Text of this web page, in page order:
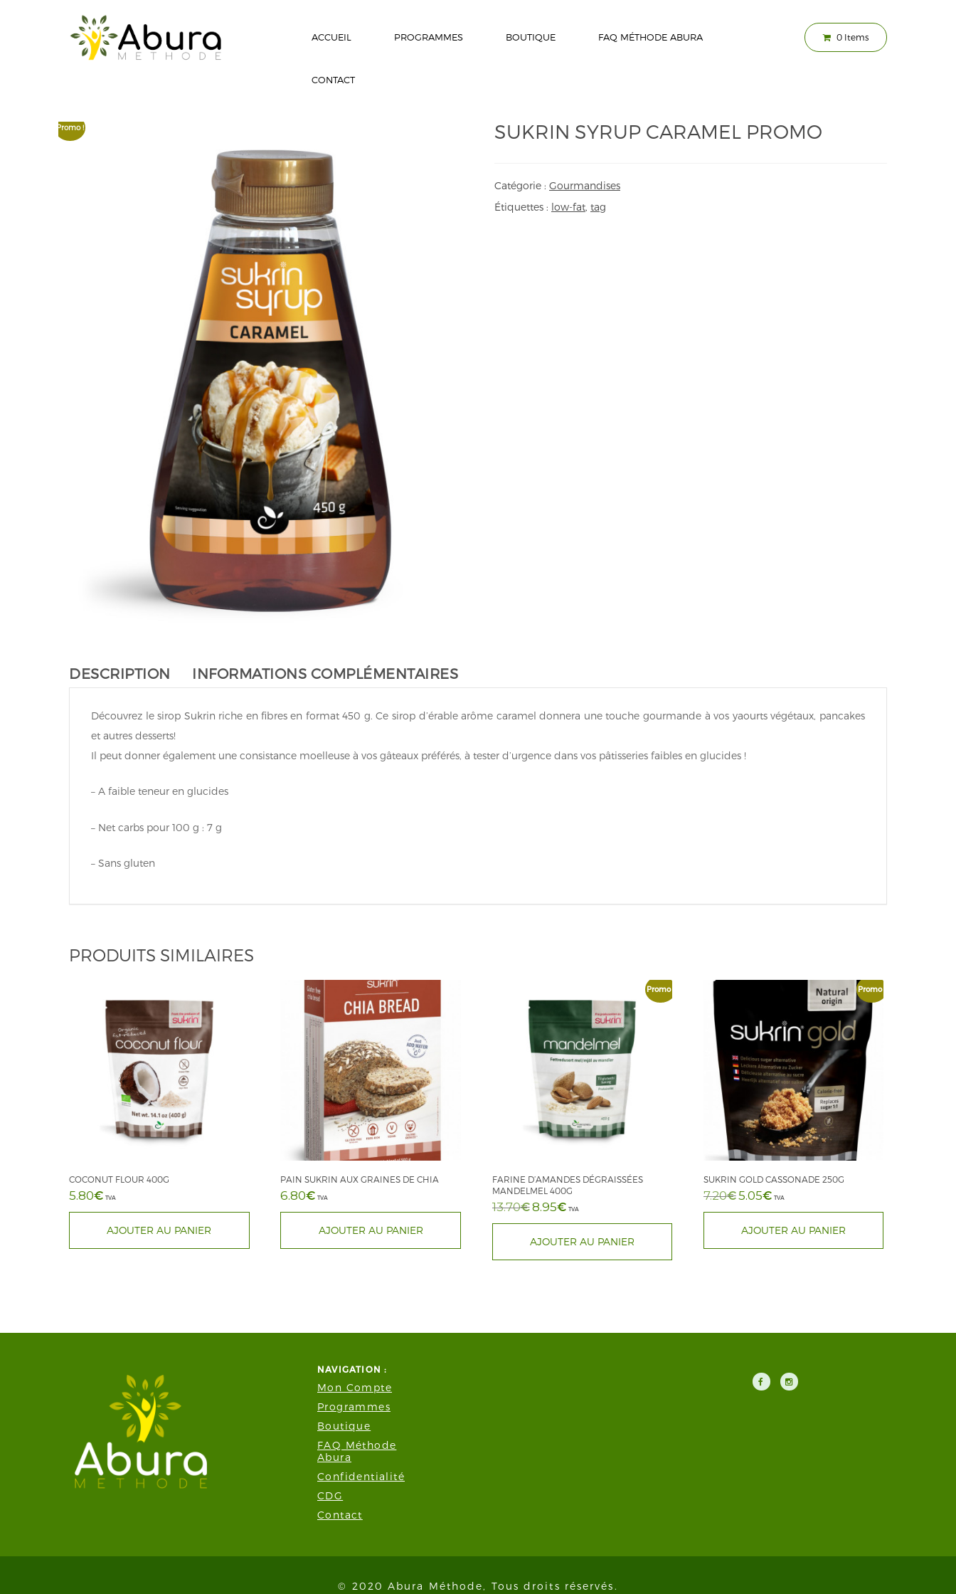
ACCUEIL PROGRAMMES BOUTIQUE FAQ MÉTHODE ABURA
CONTACT
0 Items
Promo ! SUKRIN SYRUP CARAMEL PROMO
Catégorie : Gourmandises
Étiquettes : low-fat, tag
DESCRIPTION INFORMATIONS COMPLÉMENTAIRES
Découvrez le sirop Sukrin riche en fibres en format 450 g. Ce sirop d’érable arôme caramel donnera une touche gourmande à vos yaourts végétaux, pancakes
et autres desserts!
Il peut donner également une consistance moelleuse à vos gâteaux préférés, à tester d’urgence dans vos pâtisseries faibles en glucides !
– A faible teneur en glucides
– Net carbs pour 100 g : 7 g
– Sans gluten
PRODUITS SIMILAIRES
COCONUT FLOUR 400G
5.80€ TVA
AJOUTER AU PANIER
PAIN SUKRIN AUX GRAINES DE CHIA
6.80€ TVA
AJOUTER AU PANIER
Promo !
FARINE D’AMANDES DÉGRAISSÉES
MANDELMEL 400G
13.70€ Le
prix
était :
8.95€Le
prix
est :
TVA
AJOUTER AU PANIER
Promo !
SUKRIN GOLD CASSONADE 250G
7.20€ Le
prix
était :
5.05€Le
prix
est :
TVA
AJOUTER AU PANIER
NAVIGATION :
Mon Compte
Programmes
Boutique
FAQ Méthode
Abura
Confidentialité
CDG
Contact
© 2020 Abura Méthode, Tous droits réservés.